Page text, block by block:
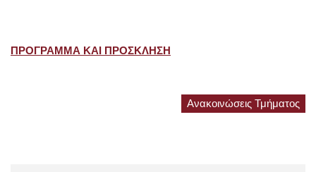
ΠΡΟΓΡΑΜΜΑ ΚΑΙ ΠΡΟΣΚΛΗΣΗ
Ανακοινώσεις Τμήματος